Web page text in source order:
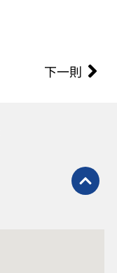
下一則 下